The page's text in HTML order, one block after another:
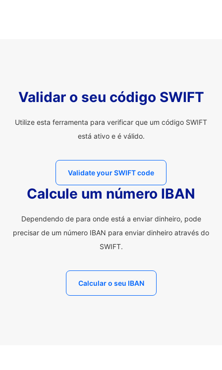
Validar o seu código SWIFT
Utilize esta ferramenta para verificar que um código SWIFT
está ativo e é válido.
Validate your SWIFT code
Calcule um número IBAN
Dependendo de para onde está a enviar dinheiro, pode
precisar de um número IBAN para enviar dinheiro através do
SWIFT.
Calcular o seu IBAN